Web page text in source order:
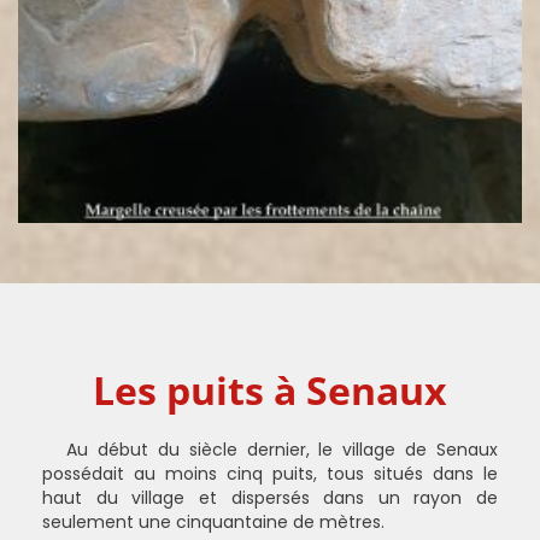
Les puits à Senaux
Au début du siècle dernier, le village de Senaux
possédait au moins cinq puits, tous situés dans le
haut du village et dispersés dans un rayon de
seulement une cinquantaine de mètres.